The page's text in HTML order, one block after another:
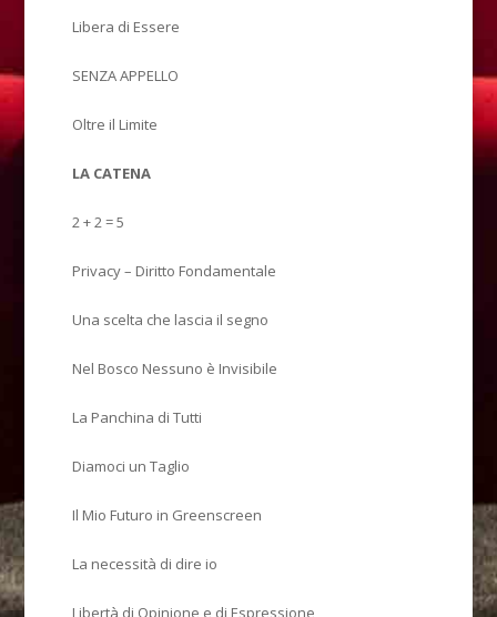
Libera di Essere
SENZA APPELLO
Oltre il Limite
LA CATENA
2 + 2 = 5
Privacy – Diritto Fondamentale
Una scelta che lascia il segno
Nel Bosco Nessuno è Invisibile
La Panchina di Tutti
Diamoci un Taglio
Il Mio Futuro in Greenscreen
La necessità di dire io
Libertà di Opinione e di Espressione